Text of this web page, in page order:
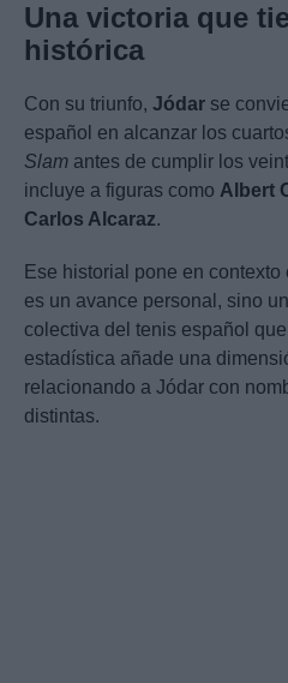
Una victoria que
histórica
Con su triunfo, Jódar se
español en alcanzar los
Slam antes de cumplir los
incluye a figuras como Albert
Carlos Alcaraz.
Ese historial pone en
es un avance personal, sino
colectiva del tenis español
estadística añade una
relacionando a Jódar con
distintas.